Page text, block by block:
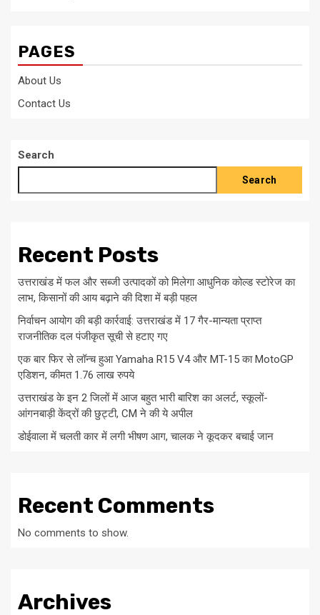
PAGES
About Us
Contact Us
Search
Search
Recent Posts
उत्तराखंड में फल और सब्जी उत्पादकों को मिलेगा आधुनिक कोल्ड स्टोरेज का
लाभ, किसानों की आय बढ़ाने की दिशा में बड़ी पहल
निर्वाचन आयोग की बड़ी कार्रवाई: उत्तराखंड में 17 गैर-मान्यता प्राप्त
राजनीतिक दल पंजीकृत सूची से हटाए गए
एक बार फिर से लॉन्च हुआ Yamaha R15 V4 और MT-15 का MotoGP
एडिशन, कीमत 1.76 लाख रुपये
उत्तराखंड के इन 2 जिलों में आज बहुत भारी बारिश का अलर्ट, स्कूलों-
आंगनबाड़ी केंद्रों की छुट्टी, CM ने की ये अपील
डोईवाला में चलती कार में लगी भीषण आग, चालक ने कूदकर बचाई जान
Recent Comments
No comments to show.
Archives